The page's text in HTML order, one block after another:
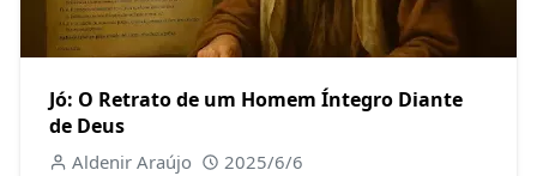
Jó: O Retrato de um Homem Íntegro Diante
de Deus
Aldenir Araújo 2025/6/6